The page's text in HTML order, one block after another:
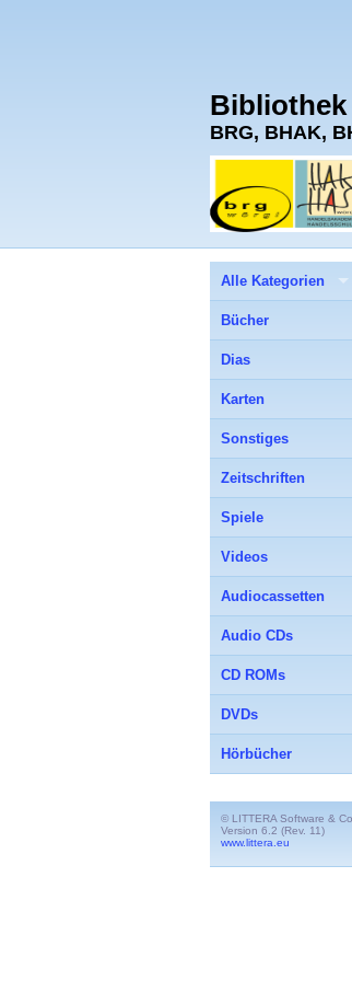
Bibliothek
BRG, BHAK,
Alle Kategorien
Bücher
Dias
Karten
Sonstiges
Zeitschriften
Spiele
Videos
Audiocassetten
Audio CDs
CD ROMs
DVDs
Hörbücher
© LITTERA Software &
Version 6.2 (Rev. 11)
www.littera.eu